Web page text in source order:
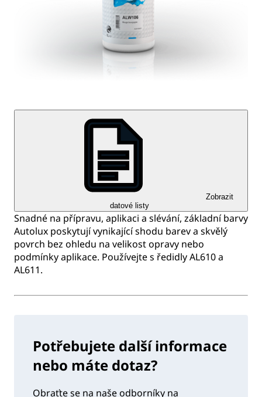
Zobrazit
datové listy
Snadné na přípravu, aplikaci a slévání, základní barvy
Autolux poskytují vynikající shodu barev a skvělý
povrch bez ohledu na velikost opravy nebo
podmínky aplikace. Používejte s ředidly AL610 a
AL611.
Potřebujete další informace
nebo máte dotaz?
Obraťte se na naše odborníky na